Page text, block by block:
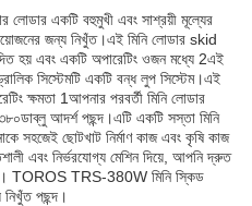
একটি বহুমুখী এবং সাশ্রয়ী মূল্যের
জন্য নিখুঁত।এই মিনি লোডার skid
হয় এবং একটি অপারেটিং ওজন মধ্যে 2এই
সিস্টেমটি একটি বন্ধ লুপ সিস্টেম।এই
ক্ষমতা 1আপনার পরবর্তী মিনি লোডার
আদর্শ পছন্দ।এটি একটি সস্তা মিনি
সহজেই ছোটখাট নির্মাণ কাজ এবং কৃষি কাজ
এবং নির্ভরযোগ্য মেশিন দিয়ে, আপনি দ্রুত
TOROS TRS-380W মিনি স্কিড
নিখুঁত পছন্দ।